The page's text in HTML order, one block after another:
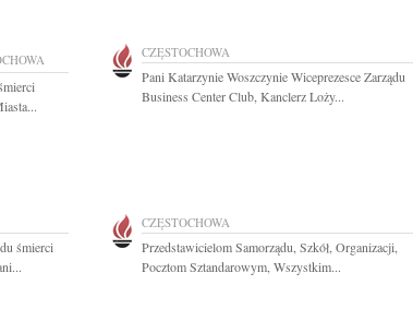
CZĘSTOCHOWA
Pani Katarzynie Woszczynie Wiceprezesce Zarządu
Business Center Club, Kanclerz Loży...
śmierci
CZĘSTOCHOWA
Przedstawicielom Samorządu, Szkół, Organizacji,
Pocztom Sztandarowym, Wszystkim...